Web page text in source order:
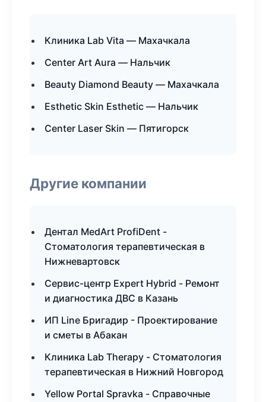
Клиника Lab Vita — Махачкала
Center Art Aura — Нальчик
Beauty Diamond Beauty — Махачкала
Esthetic Skin Esthetic — Нальчик
Center Laser Skin — Пятигорск
Другие компании
Дентал MedArt ProfiDent -
Стоматология терапевтическая в
Нижневартовск
Сервис-центр Expert Hybrid - Ремонт
и диагностика ДВС в Казань
ИП Line Бригадир - Проектирование
и сметы в Абакан
Клиника Lab Therapy - Стоматология
терапевтическая в Нижний Новгород
Yellow Portal Spravka - Справочные